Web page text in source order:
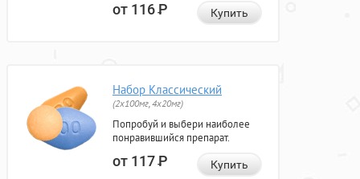
от 116Р Купить
Набор Классический
(2x100мг, 4x20мг)
Попробуй и выбери наиболее
понравившийся препарат.
от 117Р Купить